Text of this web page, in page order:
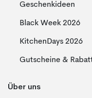
Geschenkideen
Black Week 2026
KitchenDays 2026
Gutscheine &
Über uns